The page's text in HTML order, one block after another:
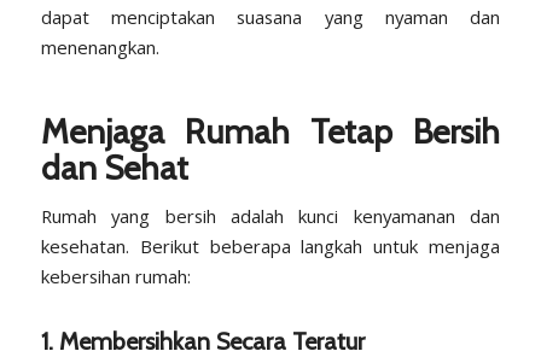
dapat menciptakan suasana yang nyaman dan
menenangkan.
Menjaga Rumah Tetap Bersih
dan Sehat
Rumah yang bersih adalah kunci kenyamanan dan
kesehatan. Berikut beberapa langkah untuk menjaga
kebersihan rumah:
1. Membersihkan Secara Teratur